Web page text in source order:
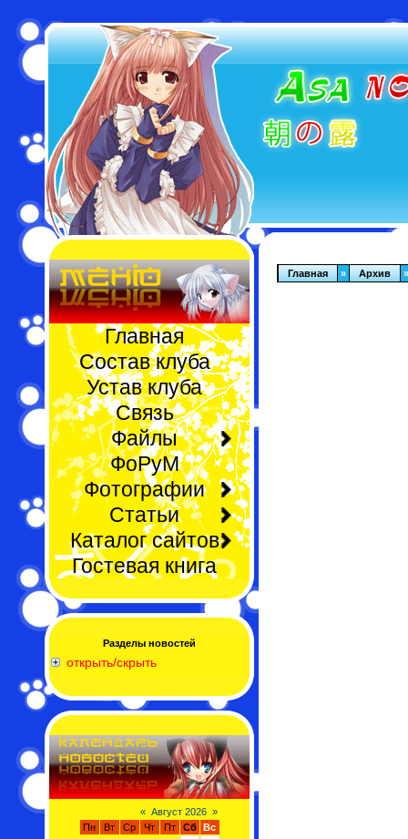
Главная
Состав клуба
Устав клуба
Связь
Файлы
ФоРуМ
Фотографии
Статьи
Каталог сайтов
Гостевая книга
Разделы новостей
открыть/скрыть
« Август 2026 »
Пн
Вт Ср Чт Пт Сб
Вс
Главная » Архив